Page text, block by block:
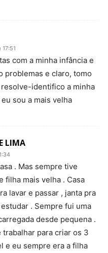
com a minha infância e
problemas e claro, tomo
resolve-identifico a minha
sou a mais velha
LIMA
. Mas sempre tive
filha mais velha . Casa
lavar e passar , janta pra
. Sempre fui uma
desde pequena .
trabalhar para criar os 3
e eu sempre era a filha